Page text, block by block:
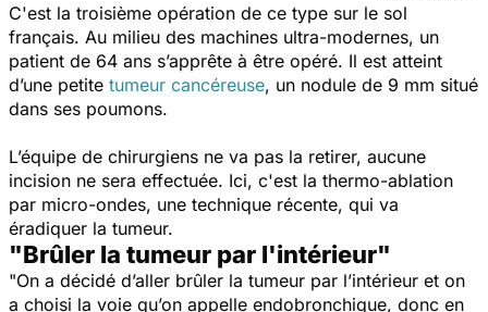
C'est la troisième opération de ce type sur le sol
français. Au milieu des machines ultra-modernes, un
patient de 64 ans s’apprête à être opéré. Il est atteint
d’une petite tumeur cancéreuse, un nodule de 9 mm situé
dans ses poumons.
L’équipe de chirurgiens ne va pas la retirer, aucune
incision ne sera effectuée. Ici, c'est la thermo-ablation
par micro-ondes, une technique récente, qui va
éradiquer la tumeur.
"Brûler la tumeur par l'intérieur"
"On a décidé d’aller brûler la tumeur par l’intérieur et on
a choisi la voie qu’on appelle endobronchique, donc en